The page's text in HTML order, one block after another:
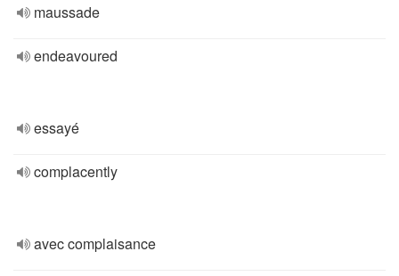
maussade
endeavoured
essayé
complacently
avec complaisance